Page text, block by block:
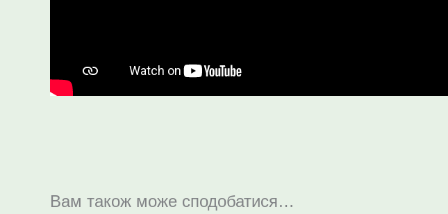
Вам також може сподобатися…